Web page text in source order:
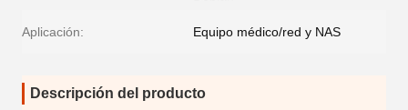
Aplicación: Equipo médico/red y NAS
Descripción del producto